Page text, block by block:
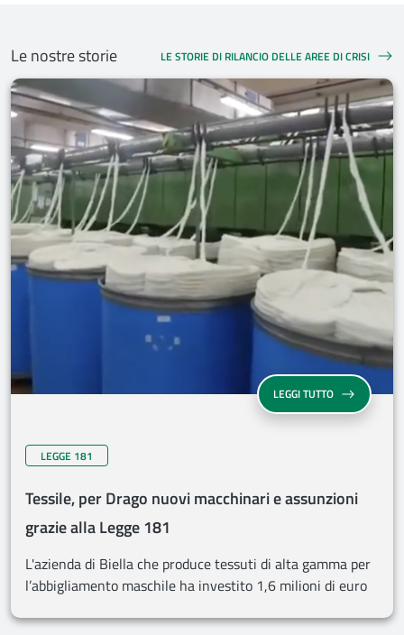
Le nostre storie LE STORIE DI RILANCIO DELLE AREE DI CRISI
LEGGI TUTTO
LEGGE 181
Tessile, per Drago nuovi macchinari e assunzioni
grazie alla Legge 181
L'azienda di Biella che produce tessuti di alta gamma per
l’abbigliamento maschile ha investito 1,6 milioni di euro